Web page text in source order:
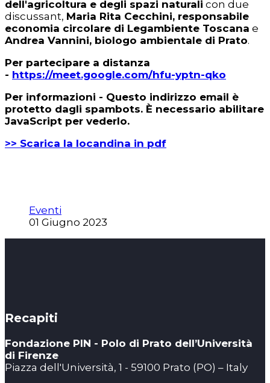
dell'agricoltura e degli spazi naturali con due
discussant, Maria Rita Cecchini, responsabile
economia circolare di Legambiente Toscana e
Andrea Vannini, biologo ambientale di Prato.
Per partecipare a distanza
- https://meet.google.com/hfu-yptn-qko
Per informazioni - Questo indirizzo email è
protetto dagli spambots. È necessario abilitare
JavaScript per vederlo.
>> Scarica la locandina in pdf
Eventi
01 Giugno 2023
Recapiti
Fondazione PIN - Polo di Prato dell’Università
di Firenze
Piazza dell'Università, 1 - 59100 Prato (PO) – Italy